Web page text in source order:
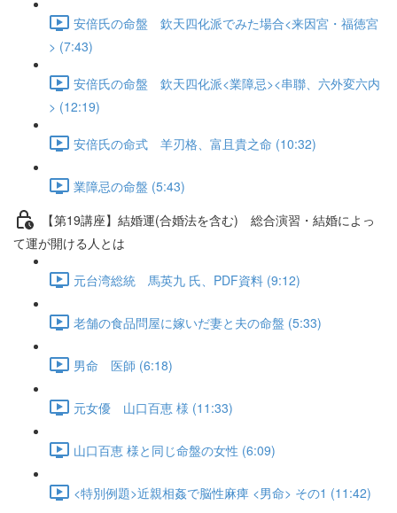
安倍氏の命盤 欽天四化派でみた場合<来因宮・福徳宮
> (7:43)
安倍氏の命盤 欽天四化派<業障忌><串聯、六外変六内
> (12:19)
安倍氏の命式 羊刃格、富且貴之命 (10:32)
業障忌の命盤 (5:43)
【第19講座】結婚運(合婚法を含む) 総合演習・結婚によっ
て運が開ける人とは
元台湾総統 馬英九 氏、PDF資料 (9:12)
老舗の食品問屋に嫁いだ妻と夫の命盤 (5:33)
男命 医師 (6:18)
元女優 山口百恵 様 (11:33)
山口百恵 様と同じ命盤の女性 (6:09)
<特別例題>近親相姦で脳性麻痺 <男命> その1 (11:42)